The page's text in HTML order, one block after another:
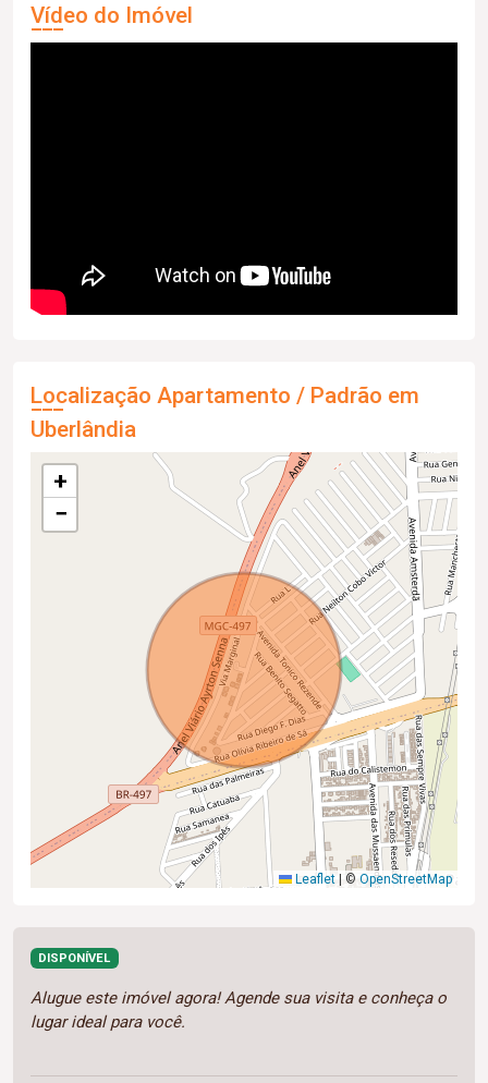
Vídeo do Imóvel
Localização Apartamento / Padrão em
Uberlândia
+
−
Leaflet | © OpenStreetMap
DISPONÍVEL
Alugue este imóvel agora! Agende sua visita e conheça o
lugar ideal para você.